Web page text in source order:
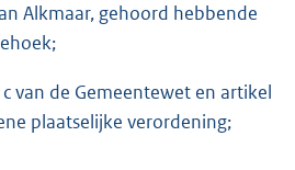
Alkmaar, gehoord hebbende
van de Gemeentewet en artikel
plaatselijke verordening;